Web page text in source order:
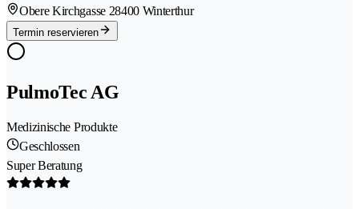
Obere Kirchgasse 28400 Winterthur
Termin reservieren
PulmoTec AG
Medizinische Produkte
Geschlossen
Super Beratung